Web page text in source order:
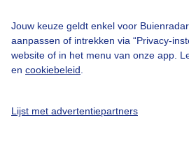
Jouw keuze geldt enkel voor
aanpassen of intrekken via “Privacy-
website of in het menu van onze app.
en cookiebeleid
Lijst met advertentiepartners
Adverteren
Buienradar Team
Cookie beleid